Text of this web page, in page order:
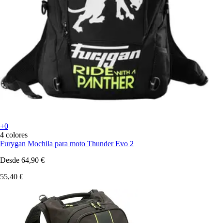
+0
4 colores
Furygan Mochila para moto Thunder Evo 2
Desde 64,90 €
55,40 €